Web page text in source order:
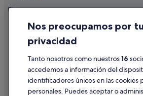
H10 Hoteles en Armeñime
Princess Hotels en Callao Salvaje
Hoteles de golf en Callao Salvaje
Bahia Principe hoteles en Playa Paraíso
Bahia Principe hoteles en Adeje
Condiciones de uso
Información legal/contacto
Pautas sobre el contenido y cómo denunciar
Ayuda
Nos preocupamos por tu
privacidad
Tanto nosotros como nuestros16
accedemos a información del
identificadores únicos en las cookies
personales. Puedes aceptar o